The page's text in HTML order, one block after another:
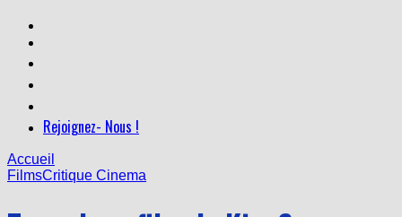
Rejoignez- Nous !
Accueil
FilmsCritique Cinema